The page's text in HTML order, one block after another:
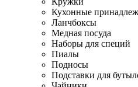
Кухонные
Ланчбоксы
Медная посуда
Наборы для специй
Пиалы
Подносы
Подставки для